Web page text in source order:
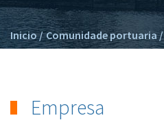
Inicio/ Comunidade portuaria/
Empresa